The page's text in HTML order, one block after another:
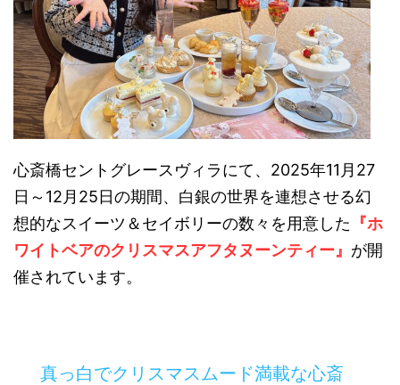
心斎橋セントグレースヴィラにて、2025年11月27
日～12月25日の期間、白銀の世界を連想させる幻
想的なスイーツ＆セイボリーの数々を用意した 『ホ
ワイトベアのクリスマスアフタヌーンティー』 が開
催されています。
真っ白でクリスマスムード満載な心斎